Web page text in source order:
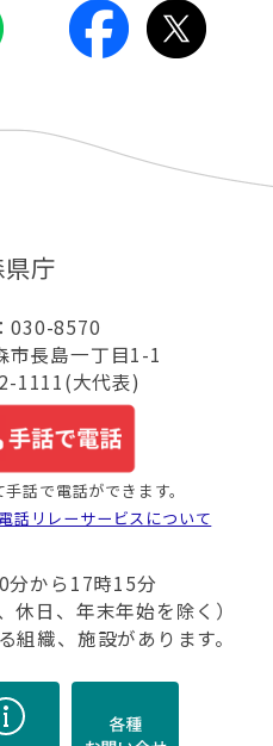
庁
030-8570
市長島一丁目1-1
1111(大代表)
話で電話ができます。
電話リレーサービスについて
分から17時15分
休日、年末年始を除く）
織、施設があります。